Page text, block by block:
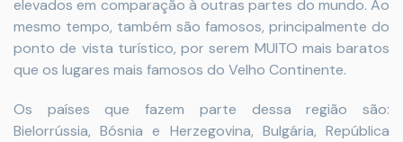
elevados em comparação à outras partes do mundo. Ao
mesmo tempo, também são famosos, principalmente do
ponto de vista turístico, por serem MUITO mais baratos
que os lugares mais famosos do Velho Continente.
Os países que fazem parte dessa região são:
Bielorrússia, Bósnia e Herzegovina, Bulgária, República